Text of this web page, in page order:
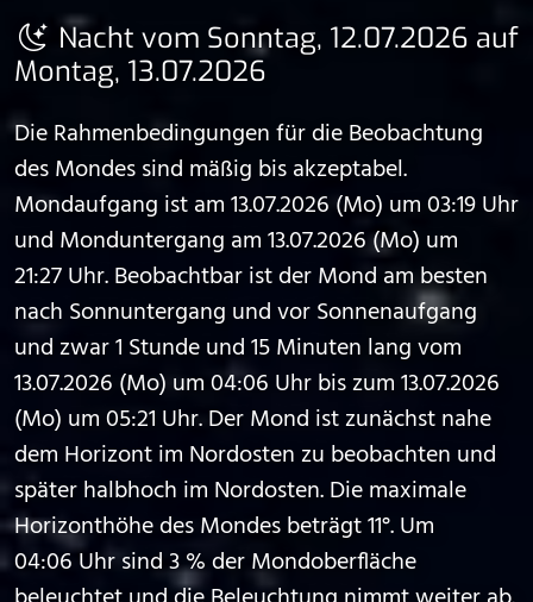
Nacht vom Sonntag, 12.07.2026 auf
Montag, 13.07.2026
Die Rahmenbedingungen für die Beobachtung
des Mondes sind mäßig bis akzeptabel.
Mondaufgang ist am 13.07.2026 (Mo) um 03:19 Uhr
und Monduntergang am 13.07.2026 (Mo) um
21:27 Uhr. Beobachtbar ist der Mond am besten
nach Sonnuntergang und vor Sonnenaufgang
und zwar 1 Stunde und 15 Minuten lang vom
13.07.2026 (Mo) um 04:06 Uhr bis zum 13.07.2026
(Mo) um 05:21 Uhr. Der Mond ist zunächst nahe
dem Horizont im Nordosten zu beobachten und
später halbhoch im Nordosten. Die maximale
Horizonthöhe des Mondes beträgt 11°. Um
04:06 Uhr sind 3 % der Mondoberfläche